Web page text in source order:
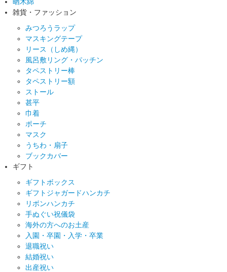
雑貨・ファッション
みつろうラップ
マスキングテープ
リース（しめ縄）
風呂敷リング・パッチン
タペストリー棒
タペストリー額
ストール
甚平
巾着
ポーチ
マスク
うちわ・扇子
ブックカバー
ギフト
ギフトボックス
ギフトジャガードハンカチ
リボンハンカチ
手ぬぐい祝儀袋
海外の方へのお土産
入園・卒園・入学・卒業
退職祝い
結婚祝い
出産祝い